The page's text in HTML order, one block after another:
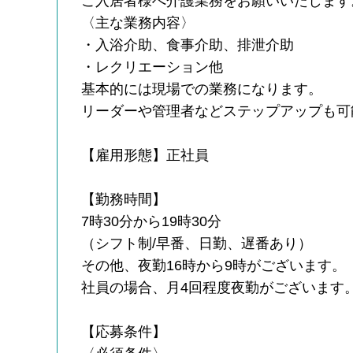
〈主な業務内容〉
・入浴介助、食事介助、排泄介助
・レクリエーション他
基本的には現場での業務になります。
リーダーや管理者などステップアップも可
【雇用形態】正社員
【勤務時間】
7時30分から19時30分
（シフト制/早番、日勤、遅番あり）
その他、夜勤16時から9時がございます。
社員の場合、月4回程度夜勤がございます。
【応募条件】